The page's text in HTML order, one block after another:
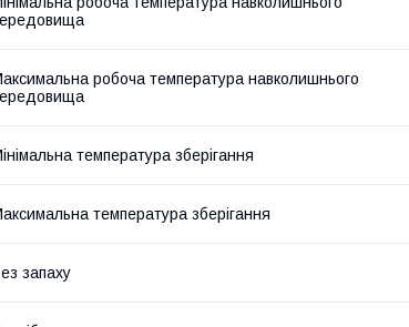
робоча температура навколишнього
температура зберігання
температура зберігання
запаху